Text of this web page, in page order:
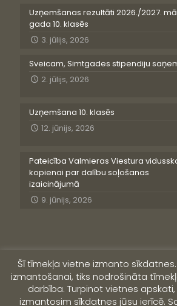
Uzņemšanas rezultāti 2026./2027.
gada 10. klasēs
3. jūlijs, 2026
Sveicam, Simtgades stipendiju
2. jūlijs, 2026
Uzņemšana 10. klasēs
12. jūnijs, 2026
Pateicība Valmieras Viestura
kopienai par dalību soļošanas
izaicinājumā
9. jūnijs, 2026
Šī tīmekļa vietne izmanto
izmantošanai, tiks nodrošināta
darbība. Turpinot vietnes
izmantosim sīkdatnes jūsu ierīcē.